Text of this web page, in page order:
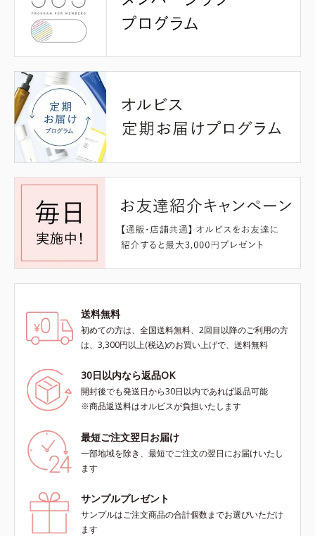
送料無料
初めての方は、全国送料無料、2回目以降のご利用の方
は、3,300円以上(税込)のお買い上げで、送料無料
30日以内なら返品OK
開封後でも発送日から30日以内であれば返品可能
※商品返送料はオルビスが負担いたします
最短ご注文翌日お届け
一部地域を除き、最短でご注文の翌日にお届けいたし
ます
サンプルプレゼント
サンプルはご注文商品の合計個数までお選びいただけ
ます